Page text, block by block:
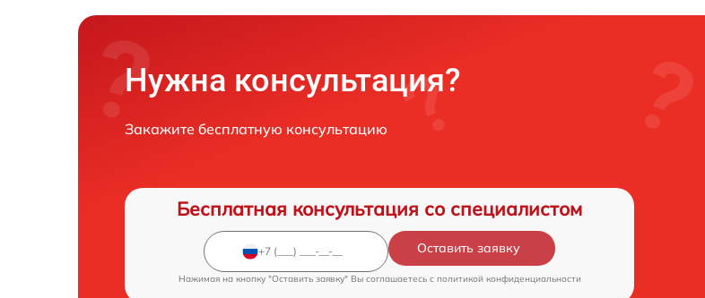
Нужна консультация?
Закажите бесплатную консультацию
Бесплатная консультация со специалистом
Оставить заявку
Нажимая на кнопку "Оставить заявку" Вы соглашаетесь c политикой конфиденциальности